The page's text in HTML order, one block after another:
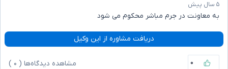
۵ سال پیش
به معاونت در جرم مباشر محکوم می شود
دریافت مشاوره از این وکیل
۰ مشاهده دیدگاه‌ها ( ۰